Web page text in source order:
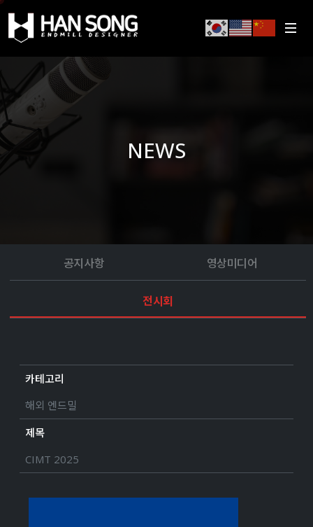
NEWS
공지사항 영상미디어
전시회
카테고리
해외 엔드밀
제목
CIMT 2025